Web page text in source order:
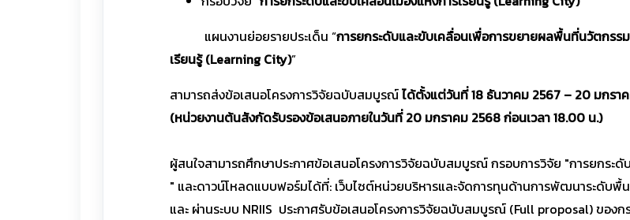
แผนงานย่อยรายประเด็น “การยกระดับและขับเคลื่อนเพื่อการขยายผลพื้นที่นวัตกรร
เรียนรู้ (Learning City)”
สามารถส่งข้อเสนอโครงการวิจัยฉบับสมบูรณ์ได้ตั้งแต่วันที่ 18 ธันวาคม 2567 – 20 มกรา
(หน่วยงานต้นสังกัดรับรองข้อเสนอภายในวันที่ 20 มกราคม 2568 ก่อนเวลา 18.00 น.)
ผู้สนใจสามารถศึกษาประกาศข้อเสนอโครงการวิจัยฉบับสมบูรณ์ กรอบการวิจัย "การยกระ
" และดาวน์โหลดแบบฟอร์มได้ที่: เว็บไซต์หน่วยบริหารและจัดการทุนด้านการพัฒนาระดับพื้
และ ผ่านระบบ NRIIS ประกาศรับข้อเสนอโครงการวิจัยฉบับสมบูรณ์ (Full proposal) ของ